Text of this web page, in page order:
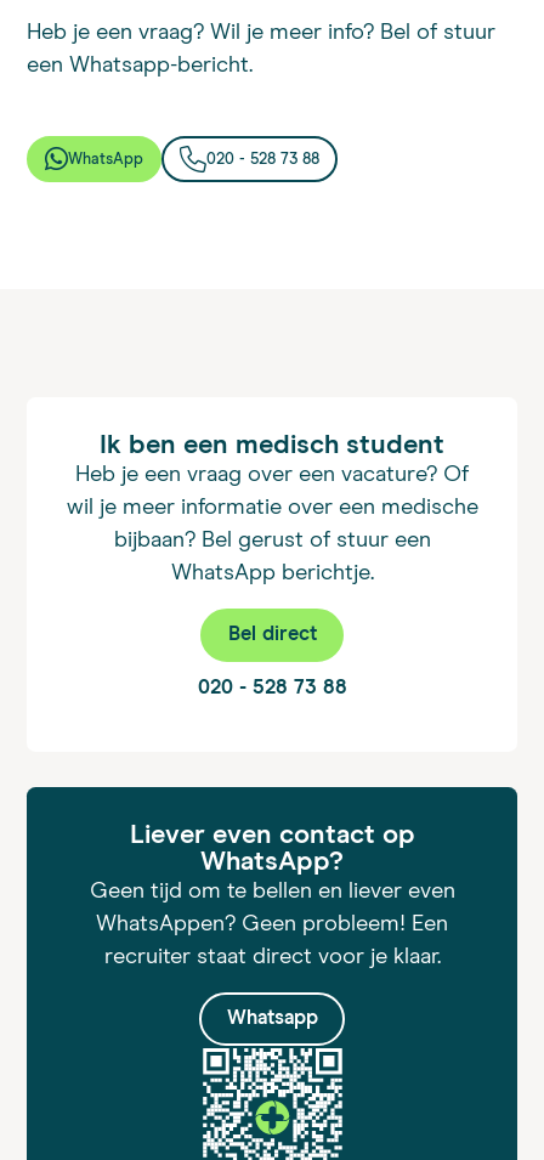
Heb je een vraag? Wil je meer info? Bel of stuur
een Whatsapp-bericht.
WhatsApp 020 - 528 73 88
Ik ben een medisch student
Heb je een vraag over een vacature? Of
wil je meer informatie over een medische
bijbaan? Bel gerust of stuur een
WhatsApp berichtje.
Bel direct
020 - 528 73 88
Liever even contact op
WhatsApp?
Geen tijd om te bellen en liever even
WhatsAppen? Geen probleem! Een
recruiter staat direct voor je klaar.
Whatsapp